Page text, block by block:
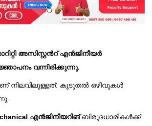
അസിസ്റ്റൻറ് എൻജിനീയർ
വന്നിരിക്കുന്നു.
നിലവിലുള്ളത്. കൂടുതൽ ഒഴിവുകൾ
എൻജിനീയറിങ്ബിരുദധാരികൾക്ക്